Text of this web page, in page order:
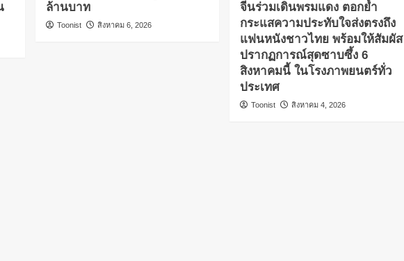
ล้านบาท
Toonist สิงหาคม 6, 2026
จีนร่วมเดินพรมแดง ตอกย้ำ
กระแสความประทับใจส่งตรงถึง
แฟนหนังชาวไทย พร้อมให้สัมผัส
ปรากฏการณ์สุดซาบซึ้ง 6
สิงหาคมนี้ ในโรงภาพยนตร์ทั่ว
ประเทศ
Toonist สิงหาคม 4, 2026